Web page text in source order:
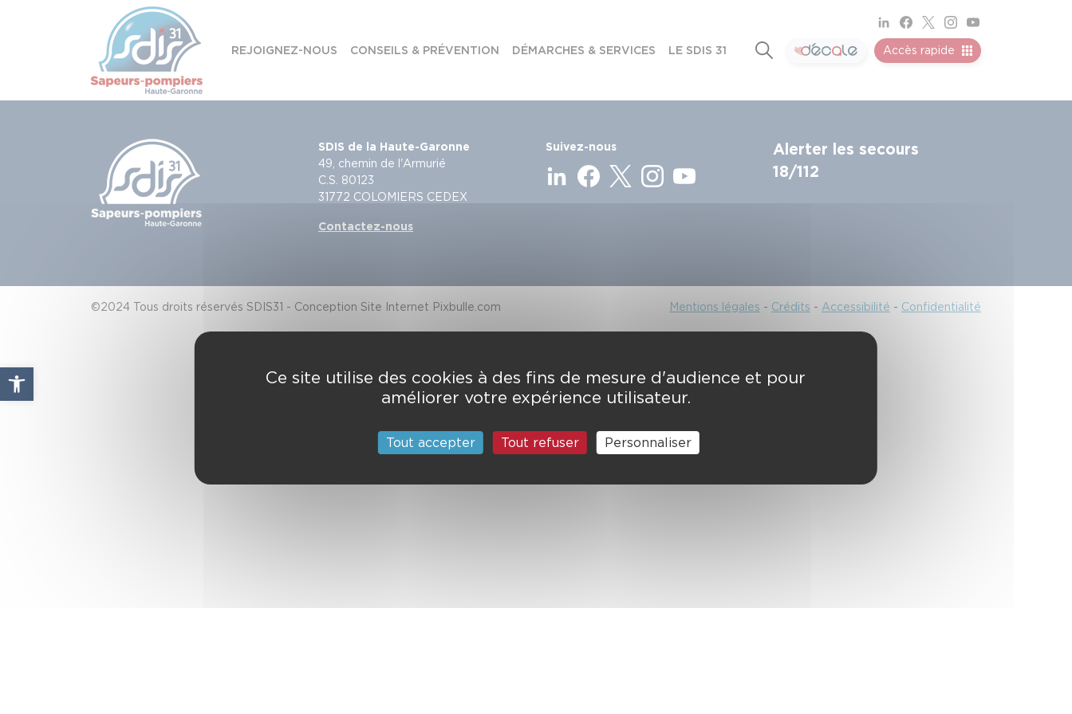
Ouvrir la barre d’outils
REJOIGNEZ-NOUS CONSEILS & PRÉVENTION DÉMARCHES & SERVICES LE SDIS 31 Accès rapide
SDIS de la Haute-Garonne
49, chemin de l'Armurié
C.S. 80123
31772 COLOMIERS CEDEX
Contactez-nous
Suivez-nous
Alerter les secours
18/112
©2024 Tous droits réservés SDIS31 - Conception Site Internet Pixbulle.com Mentions légales - Crédits - Accessibilité - Confidentialité
Panneau de gestion des cookies
Ce site utilise des cookies à des fins de mesure d'audience et pour
améliorer votre expérience utilisateur.
Tout accepter Tout refuser Personnaliser